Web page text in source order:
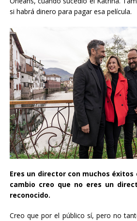
si habrá dinero para pagar esa película.
Eres un director con muchos éxitos
cambio creo que no eres un
reconocido.
Creo que por el público sí, pero no